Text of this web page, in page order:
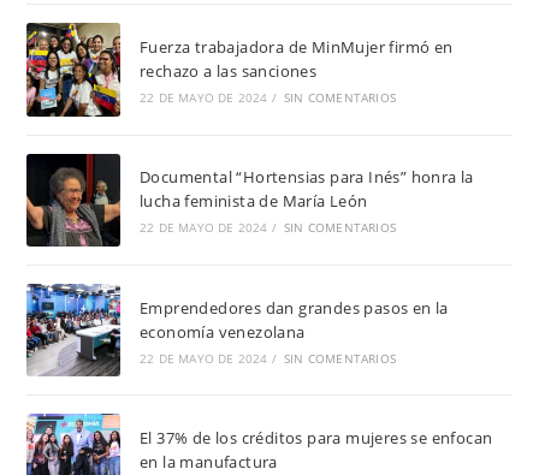
Fuerza trabajadora de MinMujer firmó en
rechazo a las sanciones
22 DE MAYO DE 2024 / SIN COMENTARIOS
Documental “Hortensias para Inés” honra la
lucha feminista de María León
22 DE MAYO DE 2024 / SIN COMENTARIOS
Emprendedores dan grandes pasos en la
economía venezolana
22 DE MAYO DE 2024 / SIN COMENTARIOS
El 37% de los créditos para mujeres se enfocan
en la manufactura